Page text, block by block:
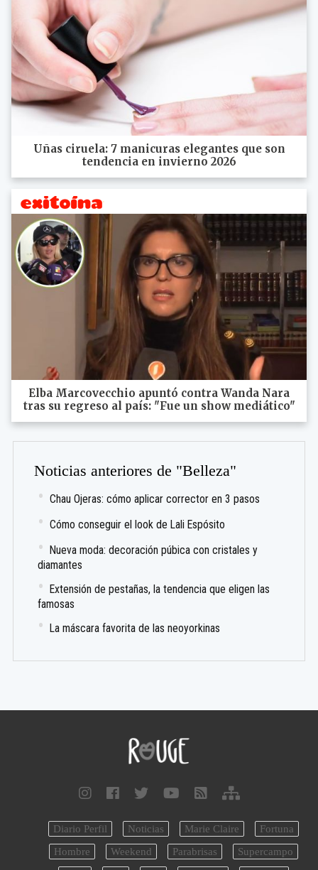
Uñas ciruela: 7 manicuras elegantes que son
tendencia en invierno 2026
Elba Marcovecchio apuntó contra Wanda Nara
tras su regreso al país: "Fue un show mediático"
Noticias anteriores de "Belleza"
Chau Ojeras: cómo aplicar corrector en 3 pasos
Cómo conseguir el look de Lali Espósito
Nueva moda: decoración púbica con cristales y
diamantes
Extensión de pestañas, la tendencia que eligen las
famosas
La máscara favorita de las neoyorkinas
Diario Perfil Noticias Marie Claire
Fortuna
Hombre
Weekend Parabrisas
Supercampo